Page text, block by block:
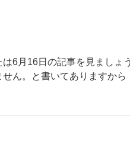
6月16日の記事を見ましょ
ん。と書いてありますから